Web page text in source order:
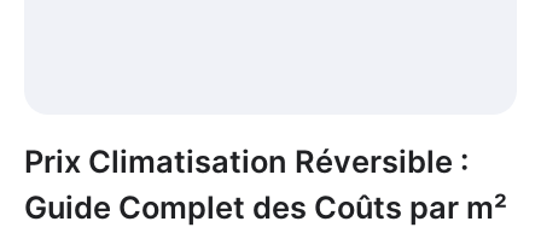
Prix Climatisation Réversible :
Guide Complet des Coûts par m²